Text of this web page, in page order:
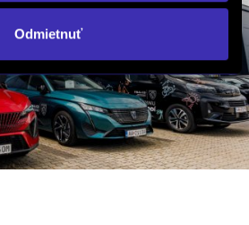
Odmietnuť